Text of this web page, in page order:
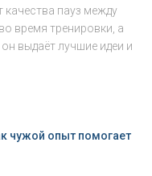
качества пауз между
время тренировки, а
выдаёт лучшие идеи и
чужой опыт помогает